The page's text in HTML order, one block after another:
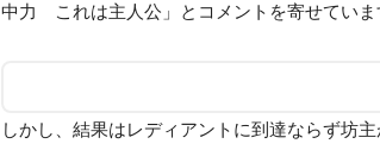
中力 これは主人公」とコメントを寄せていま
しかし、結果はレディアントに到達ならず坊